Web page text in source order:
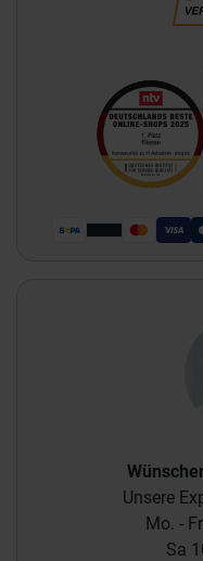
Unsere
Mo. -
Sa